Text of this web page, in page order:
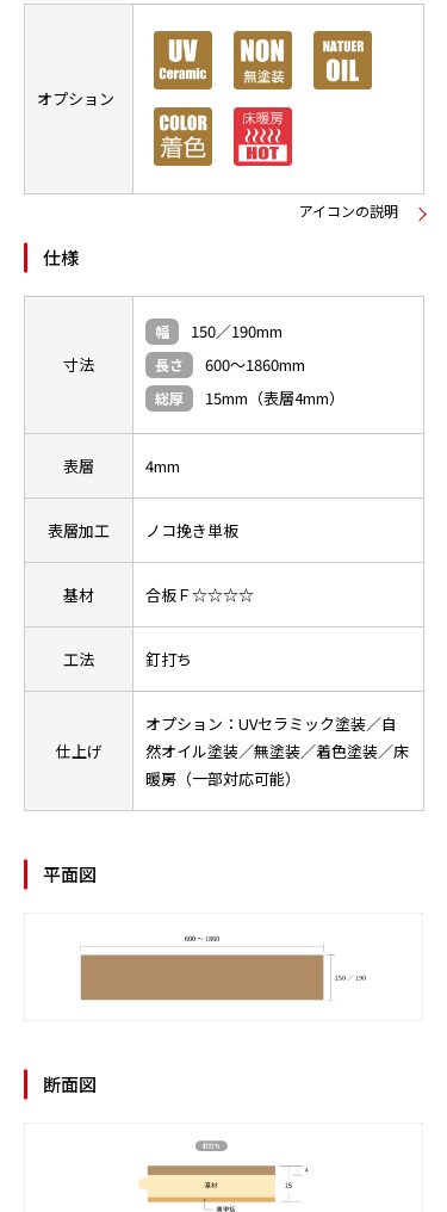
オプション
アイコンの説明
仕様
寸法
幅 150／190mm
長さ 600～1860mm
総厚 15mm（表層4mm）
表層 4mm
表層加工 ノコ挽き単板
基材 合板Ｆ☆☆☆☆
工法 釘打ち
仕上げ
オプション：UVセラミック塗装／自
然オイル塗装／無塗装／着色塗装／床
暖房（一部対応可能）
平面図
断面図